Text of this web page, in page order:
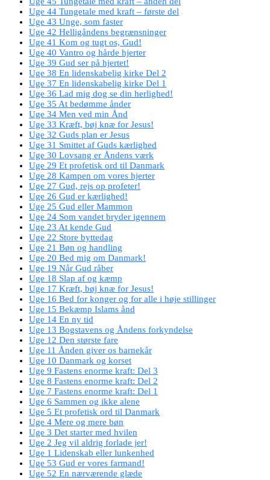
Uge 44 Tungetale med kraft – første del
Uge 43 Unge, som faster
Uge 42 Helligåndens begrænsninger
Uge 41 Kom og tugt os, Gud!
Uge 40 Vantro og hårde hjerter
Uge 39 Gud ser på hjertet!
Uge 38 En lidenskabelig kirke Del 2
Uge 37 En lidenskabelig kirke Del 1
Uge 36 Lad mig dog se din herlighed!
Uge 35 At bedømme ånder
Uge 34 Men ved min Ånd
Uge 33 Kræft, bøj knæ for Jesus!
Uge 32 Guds plan er Jesus
Uge 31 Smittet af Guds kærlighed
Uge 30 Lovsang er Åndens værk
Uge 29 Et profetisk ord til Danmark
Uge 28 Kampen om vores hjerter
Uge 27 Gud, rejs op profeter!
Uge 26 Gud er kærlighed!
Uge 25 Gud eller Mammon
Uge 24 Som vandet bryder igennem
Uge 23 At kende Gud
Uge 22 Store byttedag
Uge 21 Bøn og handling
Uge 20 Bed mig om Danmark!
Uge 19 Når Gud råber
Uge 18 Slap af og kæmp
Uge 17 Kræft, bøj knæ for Jesus!
Uge 16 Bed for konger og for alle i høje stillinger
Uge 15 Bekæmp Islams ånd
Uge 14 En ny tid
Uge 13 Bogstavens og Åndens forkyndelse
Uge 12 Den største fare
Uge 11 Ånden giver os barnekår
Uge 10 Danmark og korset
Uge 9 Fastens enorme kraft: Del 3
Uge 8 Fastens enorme kraft: Del 2
Uge 7 Fastens enorme kraft: Del 1
Uge 6 Sammen og ikke alene
Uge 5 Et profetisk ord til Danmark
Uge 4 Mere og mere bøn
Uge 3 Det starter med hvilen
Uge 2 Jeg vil aldrig forlade jer!
Uge 1 Lidenskab eller lunkenhed
Uge 53 Gud er vores farmand!
Uge 52 En nærværende glæde